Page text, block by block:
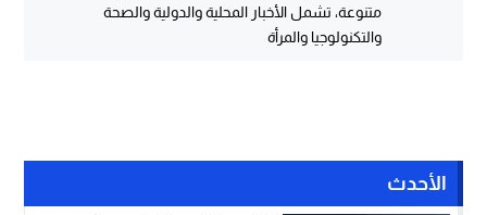
متنوعة، تشمل الأخبار المحلية والدولية والصحة
والتكنولوجيا والمرأة
الأحدث